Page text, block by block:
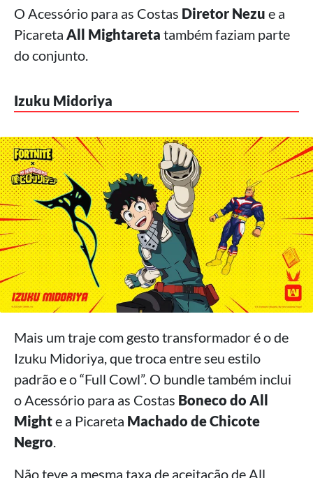
O Acessório para as Costas Diretor Nezu e a
Picareta All Mightareta também faziam parte
do conjunto.
Izuku Midoriya
Mais um traje com gesto transformador é o de
Izuku Midoriya, que troca entre seu estilo
padrão e o “Full Cowl”. O bundle também inclui
o Acessório para as Costas Boneco do All
Mighte a Picareta Machado de Chicote
Negro.
Não teve a mesma taxa de aceitação de All